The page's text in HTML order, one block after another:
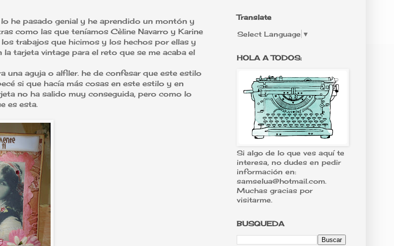
he pasado genial y he aprendido un montón y
como las que teníamos Cèline Navarro y Karine
trabajos que hicimos y los hechos por ellas y
tarjeta vintage para el reto que se me acaba el
una aguja o alfiler. he de confesar que este estilo
si que hacía más cosas en este estilo y en
no ha salido muy conseguida, pero como lo
es esta.
Translate
Select Language ▼
HOLA A TODOS:
Si algo de lo que ves aquí te
interesa, no dudes en pedir
información en:
samselua@hotmail.com.
Muchas gracias por
visitarme.
BUSQUEDA